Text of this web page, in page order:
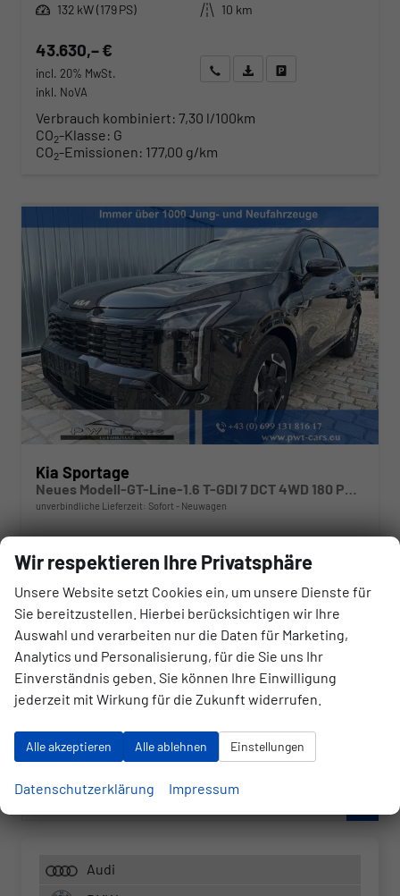
Leistung
132 kW (179 PS) Kilometerstand 10 km
43.630,– €
incl. 20% MwSt.
inkl. NoVA
Wir rufen Sie anAngebot drucken (PDF)
Verbrauch kombiniert: 7,30 l/100km
CO2-Klasse: G
CO2-Emissionen: 177,00 g/km
Kia Sportage
Neues Modell-GT-Line-1.6 T-GDI 7 DCT 4WD 180 PS-Navi-Sitzheizung vorne und hinten-elektrische Sitze-18" LM Felgen-Sofort
unverbindliche Lieferzeit: Sofort Neuwagen
178305 Getriebe
Automatik
Benzin Außenfarbe Schwarz Metallic
Leistung
132 kW (179 PS) Kilometerstand
43.630,– €
incl. 20% MwSt.
inkl. NoVA
Wir rufen Sie anAngebot drucken (PDF)
Fahrzeug parken
Verbrauch kombiniert:7,30 l/100km
CO2-Klasse:
CO -Emissionen:177,00 g/km
Audi
Wir respektieren Ihre Privatsphäre
Unsere Website setzt Cookies ein, um unsere Dienste für
Sie bereitzustellen. Hierbei berücksichtigen wir Ihre
Auswahl und verarbeiten nur die Daten für Marketing,
Analytics und Personalisierung, für die Sie uns Ihr
Einverständnis geben. Sie können Ihre Einwilligung
jederzeit mit Wirkung für die Zukunft widerrufen.
Alle akzeptieren Alle ablehnen Einstellungen
Datenschutzerklärung Impressum